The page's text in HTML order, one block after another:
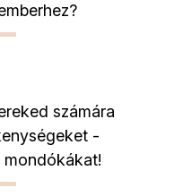
számára
-